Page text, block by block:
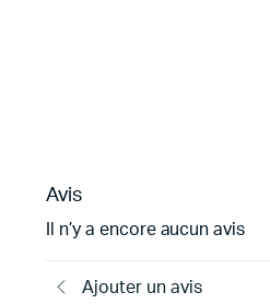
Avis
Il n’y a encore aucun avis
Ajouter un avis